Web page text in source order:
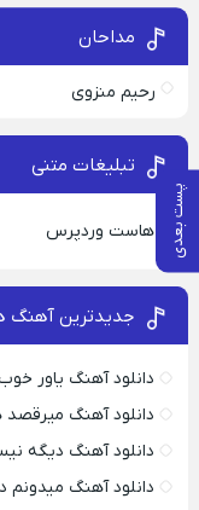
پست بعدی
مداحان
رحیم منزوی
تبلیغات متنی
هاست وردپرس
جدیدترین آهنگ
دانلود آهنگ یاور
دانلود آهنگ
دانلود آهنگ دیگه
دانلود آهنگ میدونم